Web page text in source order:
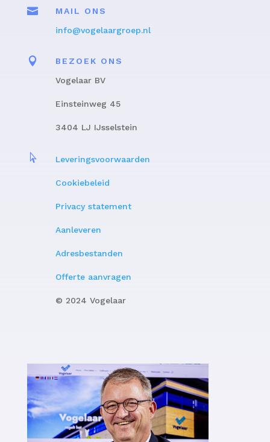

MAIL ONS
info@vogelaargroep.nl

BEZOEK ONS
Vogelaar BV
Einsteinweg 45
3404 LJ IJsselstein
 Leveringsvoorwaarden
Cookiebeleid
Privacy statement
Aanleveren
Adresbestanden
Offerte aanvragen
© 2024 Vogelaar